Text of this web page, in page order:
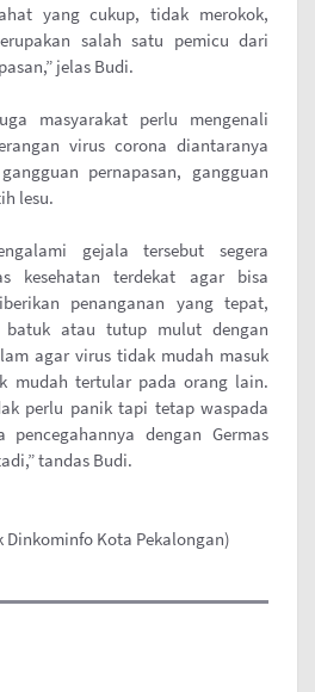
yang cukup, tidak merokok,
salah satu pemicu dari
jelas Budi.
masyarakat perlu mengenali
virus corona diantaranya
pernapasan, gangguan
lesu.
gejala tersebut segera
kesehatan terdekat agar bisa
penanganan yang tepat,
batuk atau tutup mulut dengan
agar virus tidak mudah masuk
mudah tertular pada orang lain.
perlu panik tapi tetap waspada
dengan Germas
tandas Budi.
Kota Pekalongan)